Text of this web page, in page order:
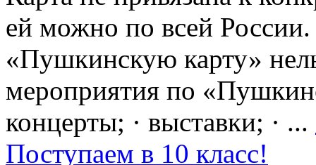
ей можно по всей
«Пушкинскую карту»
мероприятия по
концерты; · выставки; · ...
Поступаем в 10 класс!